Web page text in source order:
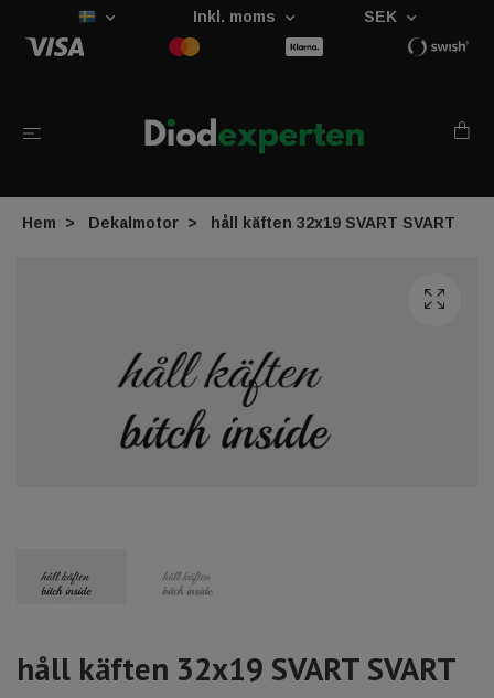
Inkl. moms SEK
Hem Dekalmotor håll käften 32x19 SVART SVART
håll käften 32x19 SVART SVART